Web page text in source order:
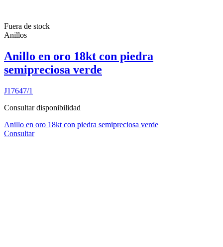
Fuera de stock
Anillos
Anillo en oro 18kt con piedra
semipreciosa verde
J17647/1
Consultar disponibilidad
Anillo en oro 18kt con piedra semipreciosa verde
Consultar